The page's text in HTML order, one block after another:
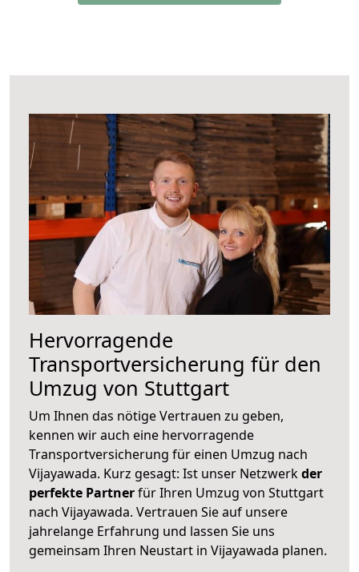
Hervorragende
Transportversicherung für den
Umzug von Stuttgart
Um Ihnen das nötige Vertrauen zu geben,
kennen wir auch eine hervorragende
Transportversicherung für einen Umzug nach
Vijayawada. Kurz gesagt: Ist unser Netzwerkder
perfekte Partnerfür Ihren Umzug von Stuttgart
nach Vijayawada. Vertrauen Sie auf unsere
jahrelange Erfahrung und lassen Sie uns
gemeinsam Ihren Neustart in Vijayawada planen.